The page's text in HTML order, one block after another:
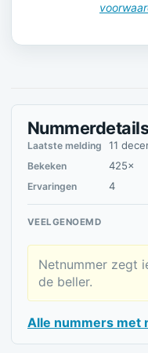
Nummerdetails
Laatste melding 11
Bekeken 425×
Ervaringen 4
VEELGENOEMD
Netnummer zegt
de beller.
Alle nummers met